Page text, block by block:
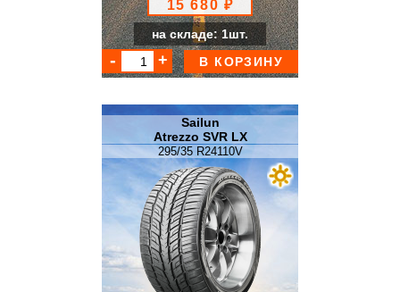
15 680 ₽
на складе: 1шт.
В КОРЗИНУ
Sailun
Atrezzo SVR LX
295/35 R24110V